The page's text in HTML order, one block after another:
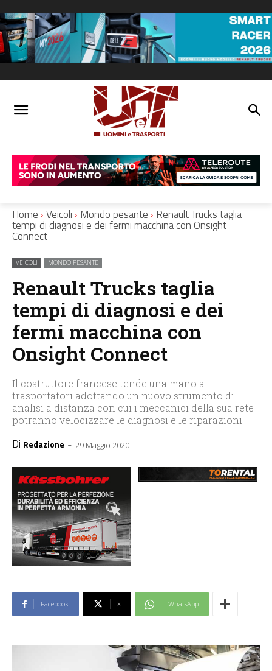
Home Veicoli Mondo pesante Renault Trucks taglia
tempi di diagnosi e dei fermi macchina con Onsight
Connect
VEICOLI MONDO PESANTE
Renault Trucks taglia
tempi di diagnosi e dei
fermi macchina con
Onsight Connect
Il costruttore francese tende una mano ai
trasportatori adottando un nuovo strumento di
analisi a distanza con cui i meccanici della sua rete
potranno velocizzare le diagnosi e le riparazioni
Di Redazione - 29 Maggio 2020
Facebook X WhatsApp